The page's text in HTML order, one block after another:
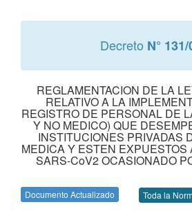
Decreto N°
REGLAMENTACION DE LA
RELATIVO A LA
REGISTRO DE PERSONAL DE
Y NO MEDICO) QUE
INSTITUCIONES PRIVADAS
MEDICA Y ESTEN EXPUESTOS
SARS-CoV2 OCASIONADO
Documento Actualizado Toda la